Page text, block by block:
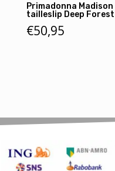
Primadonna Madison
tailleslip Deep Forest
€50,95